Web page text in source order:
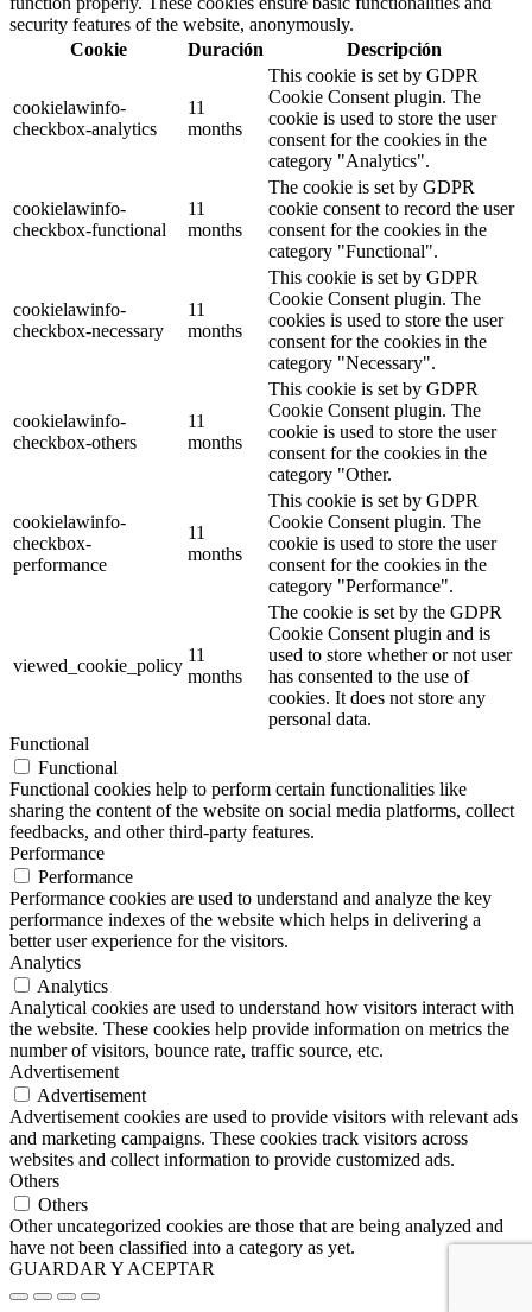
security features of the website, anonymously.
Cookie
Duración Descripción
cookielawinfo-
checkbox-analytics
11
months
This cookie is set by GDPR
Cookie Consent plugin. The
cookie is used to store the user
consent for the cookies in the
category "Analytics".
cookielawinfo-
checkbox-functional
11
months
The cookie is set by GDPR
cookie consent to record the user
consent for the cookies in the
category "Functional".
cookielawinfo-
checkbox-necessary
11
months
This cookie is set by GDPR
Cookie Consent plugin. The
cookies is used to store the user
consent for the cookies in the
category "Necessary".
cookielawinfo-
checkbox-others
11
months
This cookie is set by GDPR
Cookie Consent plugin. The
cookie is used to store the user
consent for the cookies in the
category "Other.
cookielawinfo-
checkbox-
performance
11
months
This cookie is set by GDPR
Cookie Consent plugin. The
cookie is used to store the user
consent for the cookies in the
category "Performance".
viewed_cookie_policy
11
months
The cookie is set by the GDPR
Cookie Consent plugin and is
used to store whether or not user
has consented to the use of
cookies. It does not store any
personal data.
Functional
Functional
Functional cookies help to perform certain functionalities like
sharing the content of the website on social media platforms, collect
feedbacks, and other third-party features.
Performance
Performance
Performance cookies are used to understand and analyze the key
performance indexes of the website which helps in delivering a
better user experience for the visitors.
Analytics
Analytics
Analytical cookies are used to understand how visitors interact with
the website. These cookies help provide information on metrics the
number of visitors, bounce rate, traffic source, etc.
Advertisement
Advertisement
Advertisement cookies are used to provide visitors with relevant ads
and marketing campaigns. These cookies track visitors across
websites and collect information to provide customized ads.
Others
Others
Other uncategorized cookies are those that are being analyzed and
have not been classified into a category as yet.
GUARDAR Y ACEPTAR